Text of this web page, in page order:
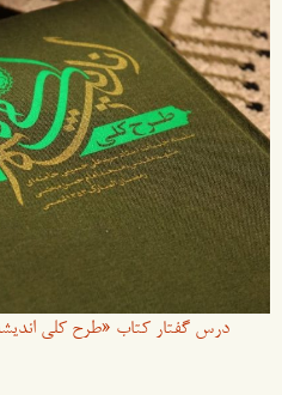
درس گفتار کتاب «طرح کلی